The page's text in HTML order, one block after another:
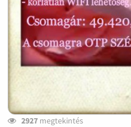
2927megtekintés